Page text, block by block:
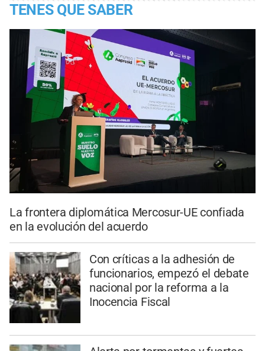
TENES QUE SABER
La frontera diplomática Mercosur-UE confiada
en la evolución del acuerdo
Con críticas a la adhesión de
funcionarios, empezó el debate
nacional por la reforma a la
Inocencia Fiscal